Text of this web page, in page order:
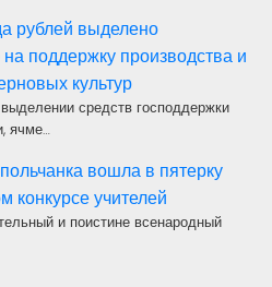
рублей выделено
поддержку производства и
культур
средств господдержки
ячме…
вошла в пятерку
конкурсе учителей
и поистине всенародный